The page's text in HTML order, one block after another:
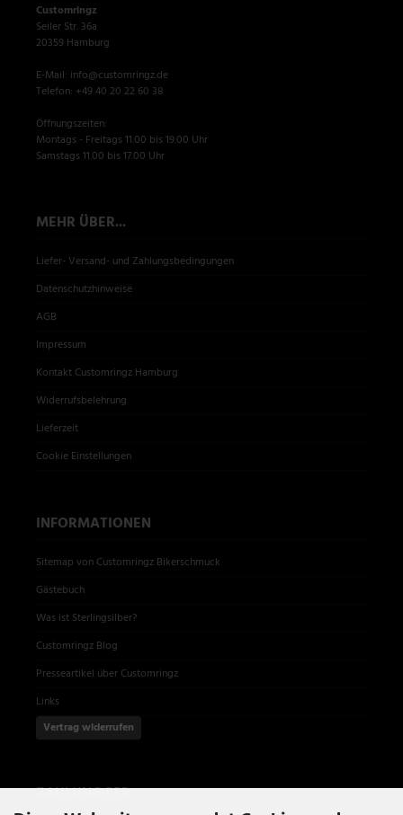
Customringz
Seiler Str. 36a
20359 Hamburg
E-Mail: info@customringz.de
Telefon: +49 40 20 22 60 38
Öffnungszeiten:
Montags - Freitags 11.00 bis 19.00 Uhr
Samstags 11.00 bis 17.00 Uhr
MEHR ÜBER...
Liefer- Versand- und Zahlungsbedingungen
Datenschutzhinweise
AGB
Impressum
Kontakt Customringz Hamburg
Widerrufsbelehrung
Lieferzeit
Cookie Einstellungen
INFORMATIONEN
Sitemap von Customringz Bikerschmuck
Gästebuch
Was ist Sterlingsilber?
Customringz Blog
Presseartikel über Customringz
Links
Vertrag widerrufen
ZAHLUNG PER